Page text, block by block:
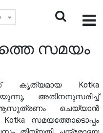
സമയം
കൃത്യമായ Kotka
അതിനനുസരിച്ച്
ചെയ്യാൻ
സമയത്തോടൊപ്പം